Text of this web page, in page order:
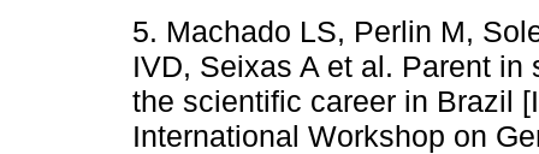
5. Machado LS, Perlin M,
IVD, Seixas A et al. Parent
the scientific career in Brazil
International Workshop on